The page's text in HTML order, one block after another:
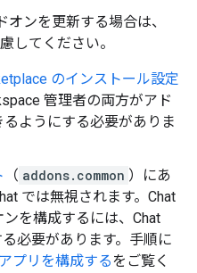
ンを更新する場合は、
してください。
のインストール設定
管理者の両方がアド
ようにする必要がありま
（ addons.common ）にあ
では無視されます。Chat
を構成するには、Chat
必要があります。手順に
プリを構成するをご覧く